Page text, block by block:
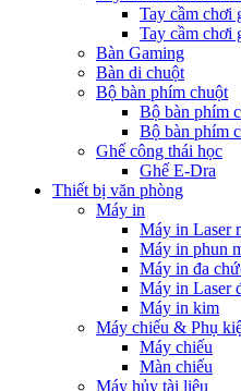
Tay cầm chơi
Tay cầm chơi
Bàn Gaming
Bàn di chuột
Bộ bàn phím chuột
Bộ bàn phím
Bộ bàn phím
Ghế công thái học
Ghế E-Dra
Thiết bị văn phòng
Máy in
Máy in Laser
Máy in phun
Máy in đa
Máy in Laser
Máy in kim
Máy chiếu & Phụ
Máy chiếu
Màn chiếu
Máy hủy tài liệu